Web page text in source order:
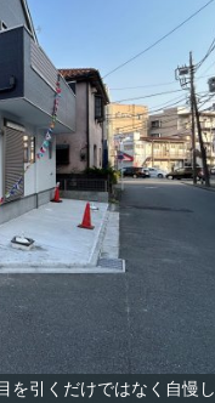
を引くだけではなく自慢し